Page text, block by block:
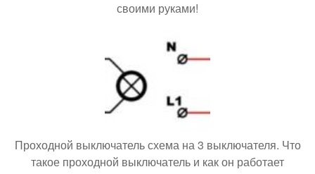
своими руками!
Проходной выключатель схема на 3 выключателя. Что
такое проходной выключатель и как он работает